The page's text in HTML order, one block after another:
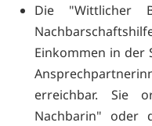
Die "Wittlicher
Einkommen in der
erreichbar. Sie
Nachbarin" oder